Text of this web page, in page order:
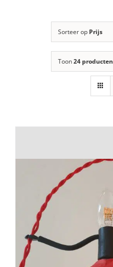
Sorteer op Prijs
Toon24 producten